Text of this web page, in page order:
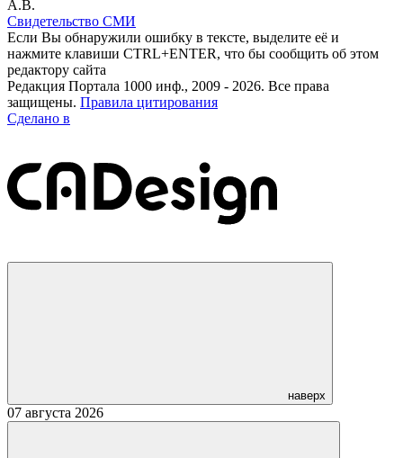
А.В.
Свидетельство СМИ
Если Вы обнаружили ошибку в тексте, выделите её и
нажмите клавиши CTRL+ENTER, что бы сообщить об этом
редактору сайта
Редакция Портала 1000 инф., 2009 - 2026. Все права
защищены. Правила цитирования
Сделано в
наверх
07 августа 2026